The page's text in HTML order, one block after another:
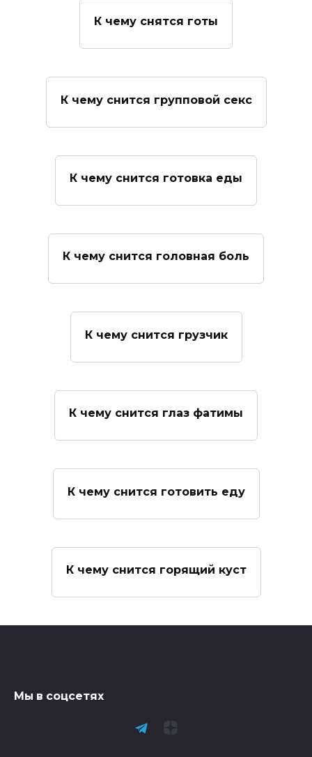
К чему снятся готы
К чему снится групповой секс
К чему снится готовка еды
К чему снится головная боль
К чему снится грузчик
К чему снится глаз фатимы
К чему снится готовить еду
К чему снится горящий куст
Мы в соцсетях